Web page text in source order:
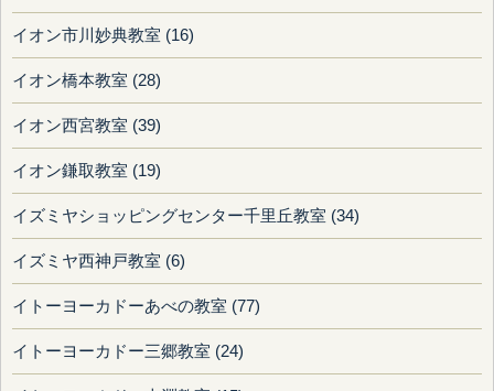
イオン市川妙典教室 (16)
イオン橋本教室 (28)
イオン西宮教室 (39)
イオン鎌取教室 (19)
イズミヤショッピングセンター千里丘教室 (34)
イズミヤ西神戸教室 (6)
イトーヨーカドーあべの教室 (77)
イトーヨーカドー三郷教室 (24)